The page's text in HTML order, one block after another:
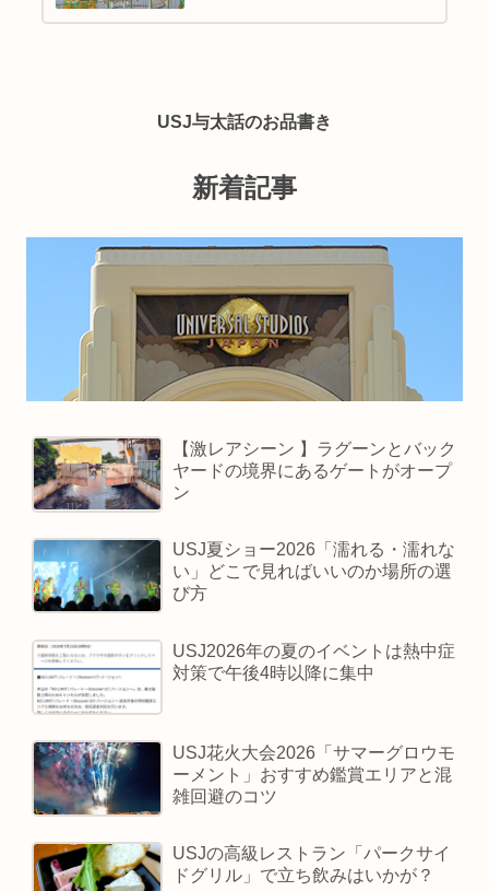
続けている人は少ないのでは...
USJ与太話のお品書き
新着記事
【激レアシーン 】ラグーンとバック
ヤードの境界にあるゲートがオープ
ン
USJ夏ショー2026「濡れる・濡れな
い」どこで見ればいいのか場所の選
び方
USJ2026年の夏のイベントは熱中症
対策で午後4時以降に集中
USJ花火大会2026「サマーグロウモ
ーメント」おすすめ鑑賞エリアと混
雑回避のコツ
USJの高級レストラン「パークサイ
ドグリル」で立ち飲みはいかが？